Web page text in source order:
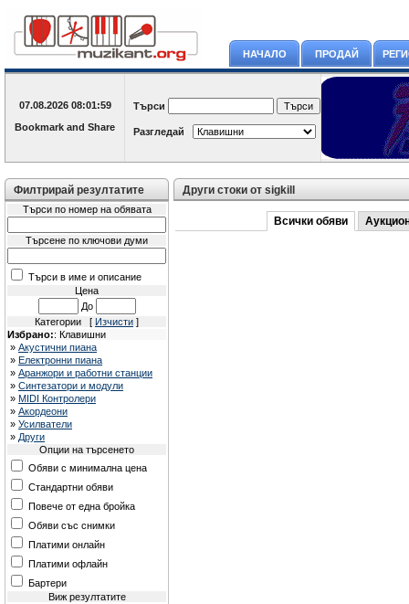
НАЧАЛО ПРОДАЙ
07.08.2026 08:01:59 Търси
Разгледай
Филтрирай резултатите
Търси по номер на обявата
Търсене по ключови думи
Търси в име и описание
Цена
До
Категории [ Изчисти ]
Избрано:: Клавишни
» Акустични пиана
» Електронни пиана
» Аранжори и работни станции
» Синтезатори и модули
» MIDI Контролери
» Акордеони
» Усилватели
» Други
Опции на търсенето
Обяви с минимална цена
Стандартни обяви
Повече от една бройка
Обяви със снимки
Платими онлайн
Платими офлайн
Бартери
Виж резултатите
Други стоки от sigkill
Всички обяви